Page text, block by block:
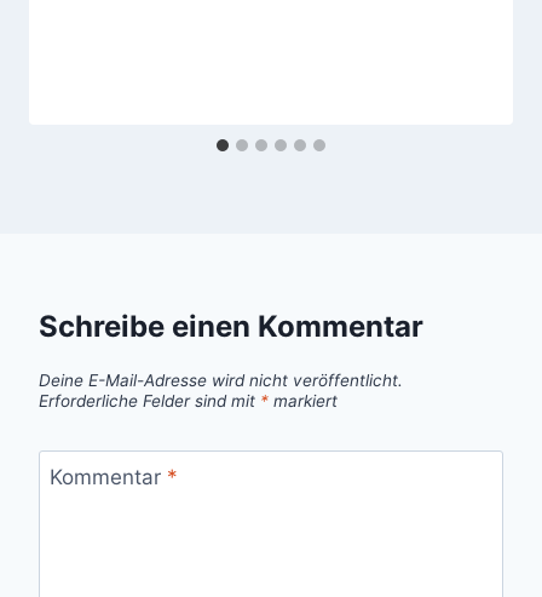
Schreibe einen Kommentar
Deine E-Mail-Adresse wird nicht veröffentlicht.
Erforderliche Felder sind mit * markiert
Kommentar *